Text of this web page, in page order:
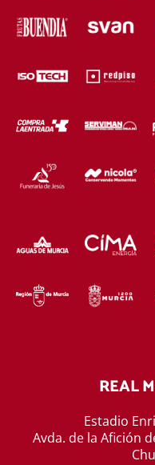
REAL
Estadio
Avda. de la Afición